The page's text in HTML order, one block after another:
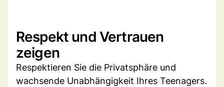
Respekt und Vertrauen
zeigen
Respektieren Sie die Privatsphäre und
wachsende Unabhängigkeit Ihres Teenagers.